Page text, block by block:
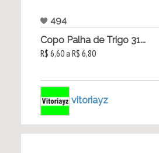
494
Copo Palha de Trigo 31...
R$ 6,60 a R$ 6,80
vitoriayz